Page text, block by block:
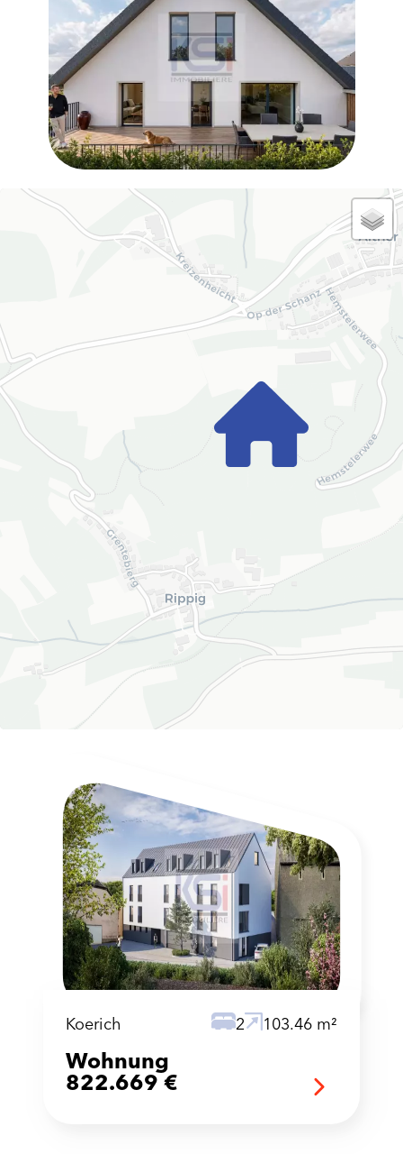
Koerich 2 103.46 m²
Wohnung
822.669 €